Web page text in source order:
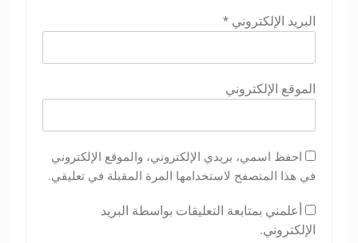
البريد الإلكتروني *
الموقع الإلكتروني
احفظ اسمي، بريدي الإلكتروني، والموقع الإلكتروني
في هذا المتصفح لاستخدامها المرة المقبلة في تعليقي.
أعلمني بمتابعة التعليقات بواسطة البريد
الإلكتروني.